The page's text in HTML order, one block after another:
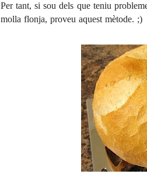
Per tant, si sou dels que teniu
molla flonja, proveu aquest mètode. ;)